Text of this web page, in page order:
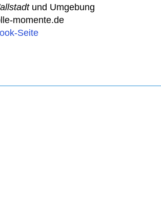
und Umgebung
momente.de
Seite